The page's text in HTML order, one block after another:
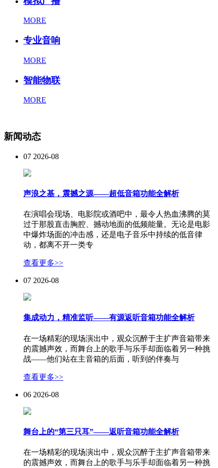
MORE
专业音响
MORE
智能物联
MORE
新闻动态
07 2026-08
声浪之基，震撼之源——超低音箱功能全解析
在演唱会现场、电影院或酒吧中，最令人热血沸腾的莫
过于那股直击胸腔、撼动地面的低频能量。无论是电影
中爆炸场面的冲击感，还是电子音乐中持续的低音律
动，都离不开一类专
查看更多>>
07 2026-08
集成动力，精准监听——有源返听音箱功能全解析
在一场精彩的现场演出中，观众沉醉于主扩声音箱带来
的震撼声效，而舞台上的歌手与乐手却面临着另一种挑
战——他们站在主音箱的后面，听到的伴奏与
查看更多>>
06 2026-08
舞台上的“第三只耳”——返听音箱功能全解析
在一场精彩的现场演出中，观众沉醉于主扩声音箱带来
的震撼声效，而舞台上的歌手与乐手却面临着另一种挑